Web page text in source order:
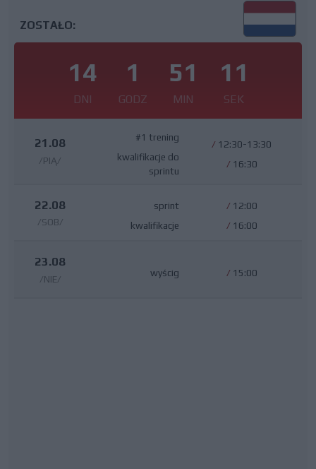
ZOSTAŁO:
14
DNI
1
GODZ
51
MIN
10
SEK
21.08
/PIĄ/
#1 trening
kwalifikacje do
sprintu
/ 12:30-13:30
/ 16:30
22.08
/SOB/
sprint
kwalifikacje
/ 12:00
/ 16:00
23.08
/NIE/
wyścig / 15:00